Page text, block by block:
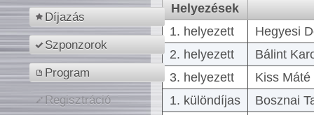
Díjazás
Szponzorok
Program
Regisztráció
Helyezések
1. helyezett
Hegyesi
2. helyezett
Bálint
3. helyezett
Kiss
1. különdíjas
Bosznai